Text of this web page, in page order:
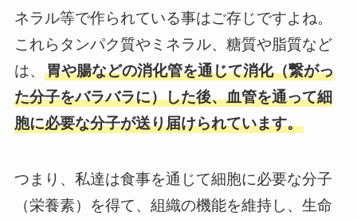
ネラル等で作られている事はご存じですよね。
これらタンパク質やミネラル、糖質や脂質など
は、 胃や腸などの消化管を通じて消化（繋がっ
た分子をバラバラに）した後、血管を通って細
胞に必要な分子が送り届けられています。
つまり、私達は食事を通じて細胞に必要な分子
（栄養素）を得て、組織の機能を維持し、生命